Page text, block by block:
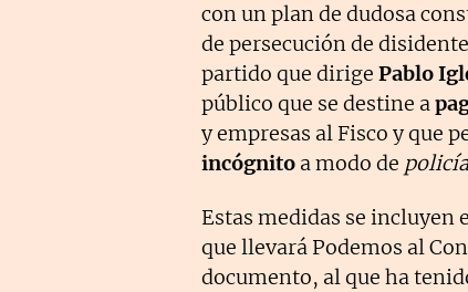
con un plan de dudosa
de persecución de
partido que dirige Pablo
público que se destine a
y empresas al Fisco y que
incógnito a modo de
Estas medidas se incluyen
que llevará Podemos al
documento, al que ha